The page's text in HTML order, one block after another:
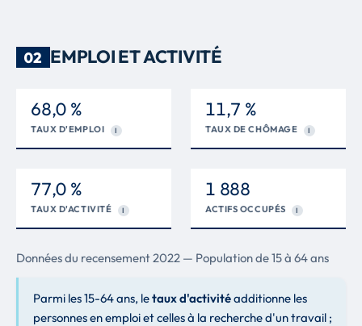
02 EMPLOI ET ACTIVITÉ
68,0 %
TAUX D'EMPLOI I
11,7 %
TAUX DE CHÔMAGE I
77,0 %
TAUX D'ACTIVITÉ I
1 888
ACTIFS OCCUPÉS I
Données du recensement 2022 — Population de 15 à 64 ans
Parmi les 15-64 ans, letaux d'activitéadditionne les
personnes en emploi et celles à la recherche d'un travail ;